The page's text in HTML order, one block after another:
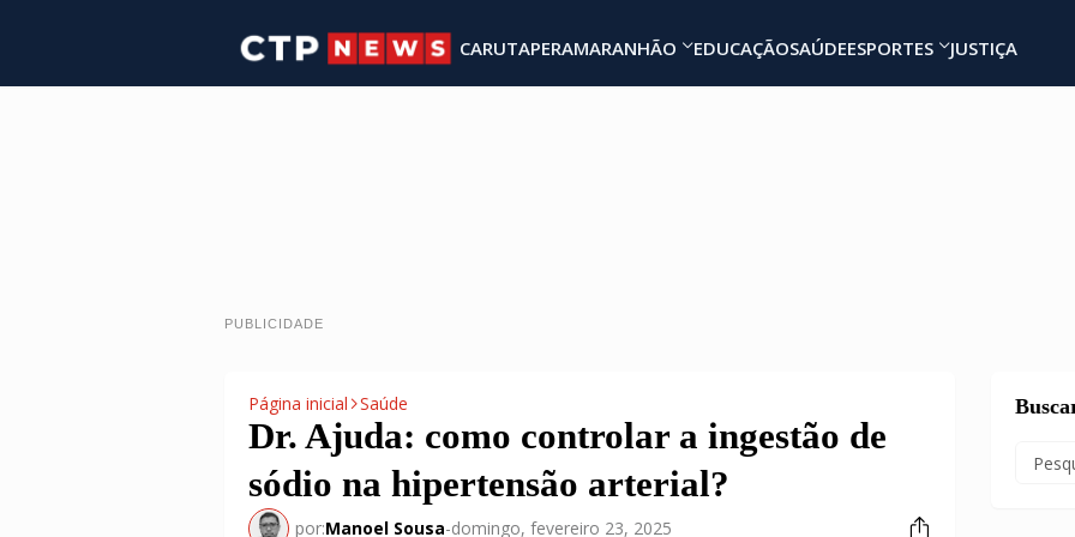
CARUTAPERAMARANHÃO EDUCAÇÃOSAÚDEESPORTES JUSTIÇA
PUBLICIDADE
Página inicial Saúde
Dr. Ajuda: como controlar a ingestão de
sódio na hipertensão arterial?
por:Manoel Sousa-domingo, fevereiro 23, 2025